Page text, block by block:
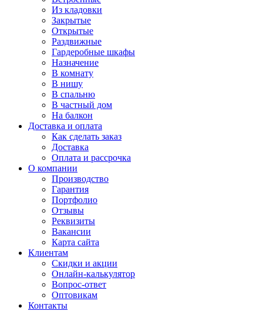
Из кладовки
Закрытые
Открытые
Раздвижные
Гардеробные шкафы
Назначение
В комнату
В нишу
В спальню
В частный дом
На балкон
Доставка и оплата
Как сделать заказ
Доставка
Оплата и рассрочка
О компании
Производство
Гарантия
Портфолио
Отзывы
Реквизиты
Вакансии
Карта сайта
Клиентам
Скидки и акции
Онлайн-калькулятор
Вопрос-ответ
Оптовикам
Контакты